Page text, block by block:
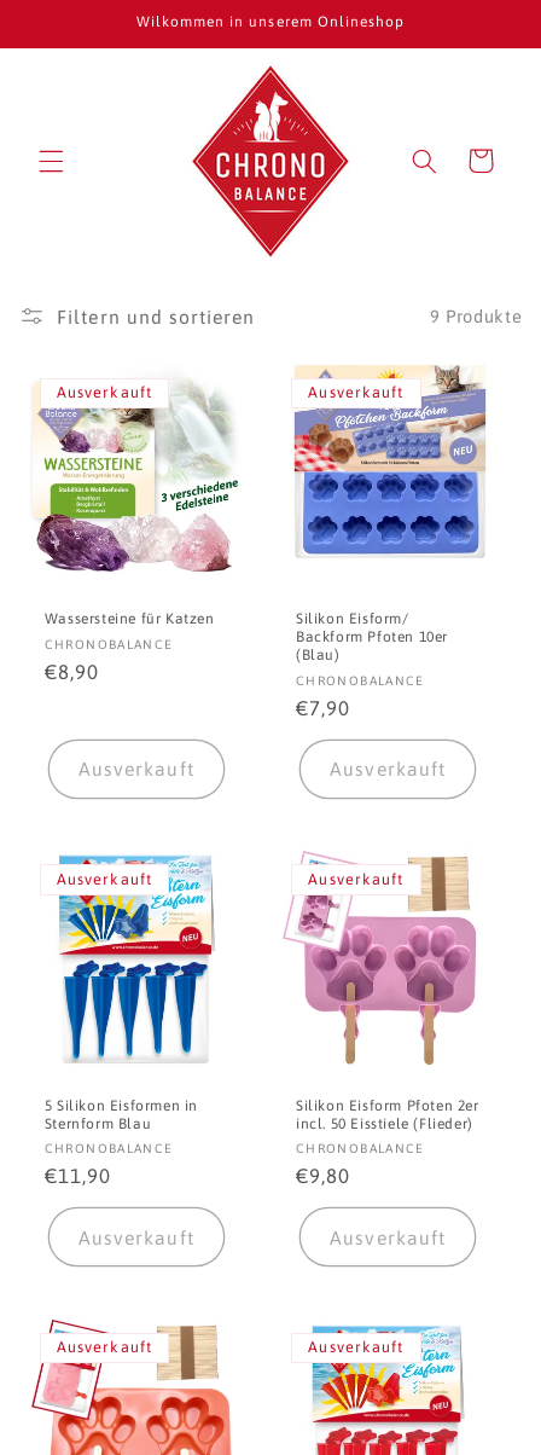
Inhalt
Wilkommen in unserem Onlineshop
Warenkorb
Filtern und sortieren 9 Produkte
Ausverkauft
Wassersteine für Katzen
Anbieter:
CHRONOBALANCE
Normaler
€8,90
Ausverkauft
Ausverkauft
Silikon Eisform/
Backform Pfoten 10er
(Blau)
Anbieter:
CHRONOBALANCE
Normaler
Preis
€7,90
Ausverkauft
Ausverkauft
5 Silikon Eisformen in
Sternform Blau
Anbieter:
CHRONOBALANCE
Normaler
Preis
€11,90
Ausverkauft
Ausverkauft
Silikon Eisform Pfoten 2er
incl. 50 Eisstiele (Flieder)
Anbieter:
CHRONOBALANCE
Normaler
Preis
€9,80
Ausverkauft
Ausverkauft Ausverkauft